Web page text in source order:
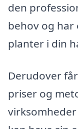
den
behov og har
planter i din
Derudover
priser og